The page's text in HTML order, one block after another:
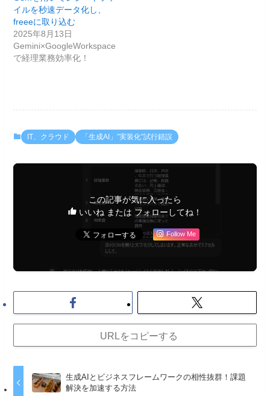
イルを秒速データ化し、
freeeに取り込む
2025年8月13日
Gemini×GoogleWorkspace
で経理業務効率化！
IT、クラウド 「生成AI」”実装化”試行錯誤
この記事が気に入ったら
いいね または フォローしてね！
Follow Me
URLをコピーする
生成AIとビジネスフレームワークの相性抜群！課題
解決を加速する方法